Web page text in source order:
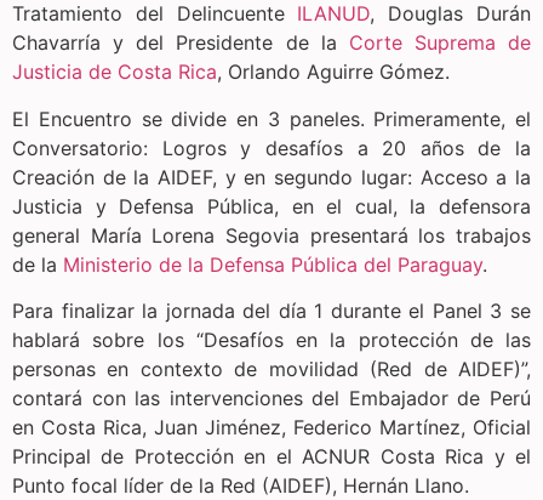
Tratamiento del Delincuente ILANUD, Douglas Durán
Chavarría y del Presidente de la Corte Suprema de
Justicia de Costa Rica, Orlando Aguirre Gómez.
El Encuentro se divide en 3 paneles. Primeramente, el
Conversatorio: Logros y desafíos a 20 años de la
Creación de la AIDEF, y en segundo lugar: Acceso a la
Justicia y Defensa Pública, en el cual, la defensora
general María Lorena Segovia presentará los trabajos
de la Ministerio de la Defensa Pública del Paraguay.
Para finalizar la jornada del día 1 durante el Panel 3 se
hablará sobre los “Desafíos en la protección de las
personas en contexto de movilidad (Red de AIDEF)”,
contará con las intervenciones del Embajador de Perú
en Costa Rica, Juan Jiménez, Federico Martínez, Oficial
Principal de Protección en el ACNUR Costa Rica y el
Punto focal líder de la Red (AIDEF), Hernán Llano.